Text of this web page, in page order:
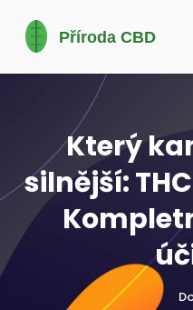
Který
silnější: